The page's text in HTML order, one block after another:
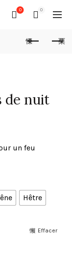
0 0
de nuit
un feu
Hêtre
Effacer